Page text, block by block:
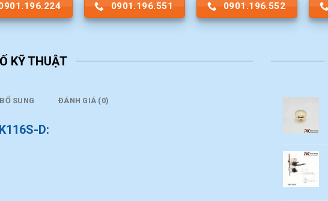
0901.196.551 0901.196.552
KỸ THUẬT
SUNG ĐÁNH GIÁ (0)
D: